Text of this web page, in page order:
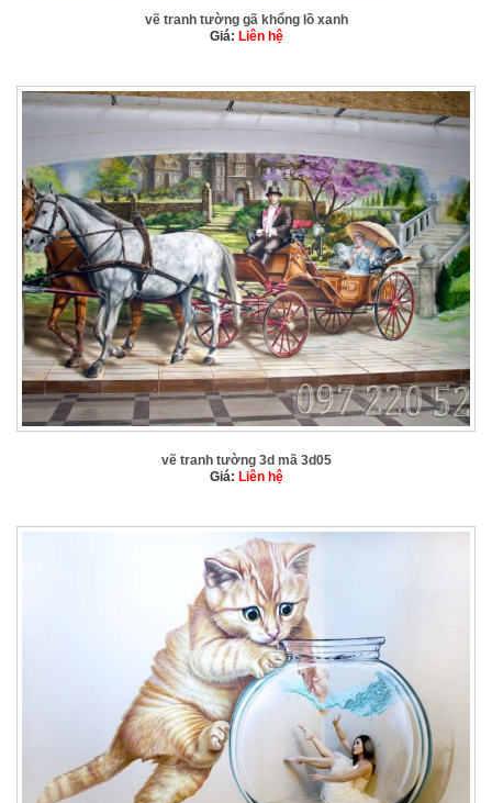
vẽ tranh tường gã khổng lồ xanh
Giá: Liên hệ
vẽ tranh tường 3d mã 3d05
Giá: Liên hệ